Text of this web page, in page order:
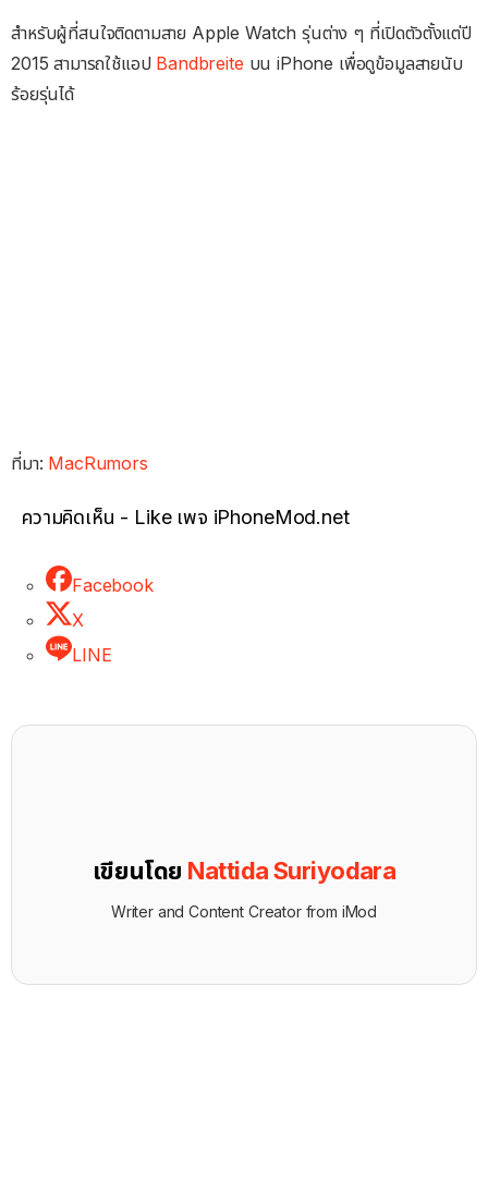
สำหรับผู้ที่สนใจติดตามสาย Apple Watch รุ่นต่าง ๆ ที่เปิดตัวตั้งแต่ปี
2015 สามารถใช้แอป Bandbreite บน iPhone เพื่อดูข้อมูลสายนับ
ร้อยรุ่นได้
ที่มา: MacRumors
ความคิดเห็น - Like เพจ iPhoneMod.net
Facebook
X
LINE
เขียนโดย Nattida Suriyodara
Writer and Content Creator from iMod